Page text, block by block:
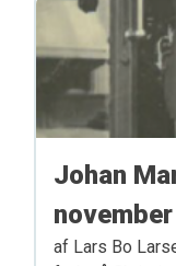
Johan
af Lars Bo